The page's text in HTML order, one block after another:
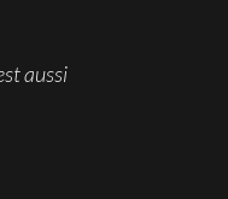
aussi